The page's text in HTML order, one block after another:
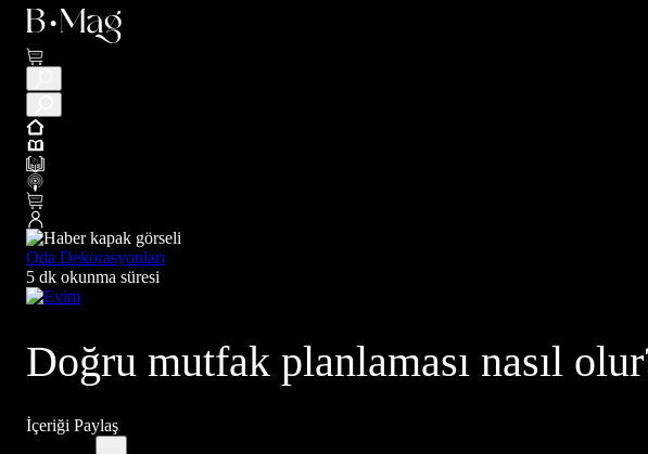
Oda Dekorasyonları
5 dk okunma süresi
Doğru mutfak planlaması nasıl
İçeriği Paylaş